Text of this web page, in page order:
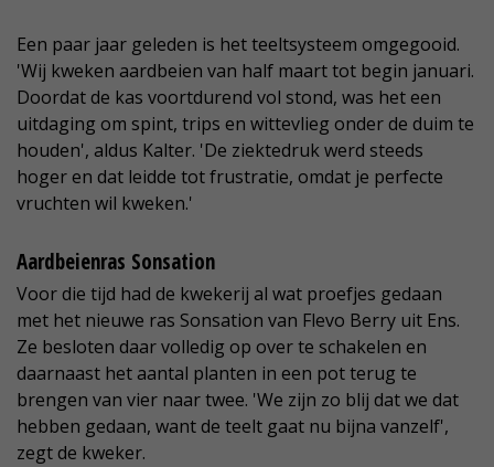
Een paar jaar geleden is het teeltsysteem omgegooid.
'Wij kweken aardbeien van half maart tot begin januari.
Doordat de kas voortdurend vol stond, was het een
uitdaging om spint, trips en wittevlieg onder de duim te
houden', aldus Kalter. 'De ziektedruk werd steeds
hoger en dat leidde tot frustratie, omdat je perfecte
vruchten wil kweken.'
Aardbeienras Sonsation
Voor die tijd had de kwekerij al wat proefjes gedaan
met het nieuwe ras Sonsation van Flevo Berry uit Ens.
Ze besloten daar volledig op over te schakelen en
daarnaast het aantal planten in een pot terug te
brengen van vier naar twee. 'We zijn zo blij dat we dat
hebben gedaan, want de teelt gaat nu bijna vanzelf',
zegt de kweker.